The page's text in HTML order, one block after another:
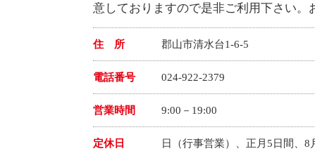
意しておりますので是非ご利用下さい。
住 所 郡山市清水台1-6-5
電話番号 024-922-2379
営業時間 9:00－19:00
定休日 日（行事営業）、正月5日間、8